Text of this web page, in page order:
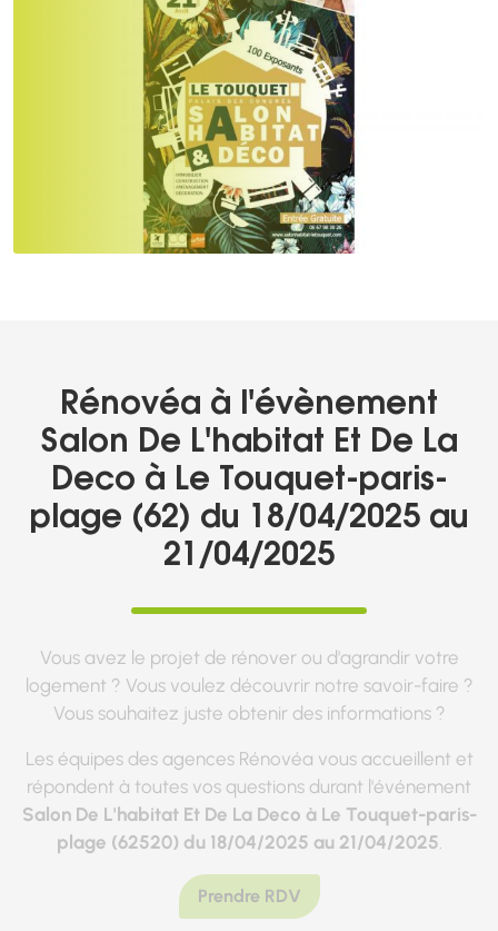
Rénovéa à l'évènement
Salon De L'habitat Et De La
Deco à Le Touquet-paris-
plage (62) du 18/04/2025 au
21/04/2025
Vous avez le projet de rénover ou d'agrandir votre
logement ? Vous voulez découvrir notre savoir-faire ?
Vous souhaitez juste obtenir des informations ?
Les équipes des agences Rénovéa vous accueillent et
répondent à toutes vos questions durant l'événement
Salon De L'habitat Et De La Deco à Le Touquet-paris-
plage (62520) du 18/04/2025 au 21/04/2025
Prendre RDV